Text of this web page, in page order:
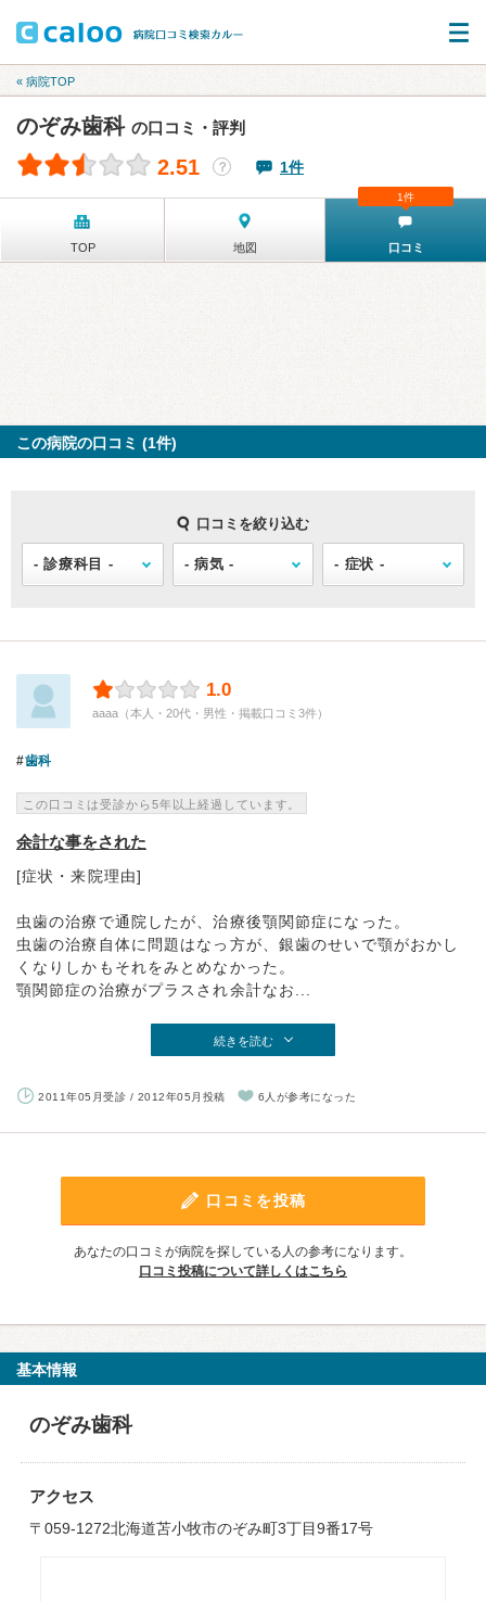
« 病院TOP
のぞみ歯科 の口コミ・評判
2.51 ？ 1件
TOP 地図 口コミ
1件
この病院の口コミ (1件)
口コミを絞り込む
1.0
aaaa（本人・20代・男性・掲載口コミ3件）
歯科
この口コミは受診から5年以上経過しています。
余計な事をされた
[症状・来院理由]
虫歯の治療で通院したが、治療後顎関節症になった。
虫歯の治療自体に問題はなっ方が、銀歯のせいで顎がおかし
くなりしかもそれをみとめなかった。
顎関節症の治療がプラスされ余計なお...
続きを読む
2011年05月受診 / 2012年05月投稿 6人が参考になった
口コミを投稿
あなたの口コミが病院を探している人の参考になります。
口コミ投稿について詳しくはこちら
基本情報
のぞみ歯科
アクセス
〒059-1272北海道苫小牧市のぞみ町3丁目9番17号